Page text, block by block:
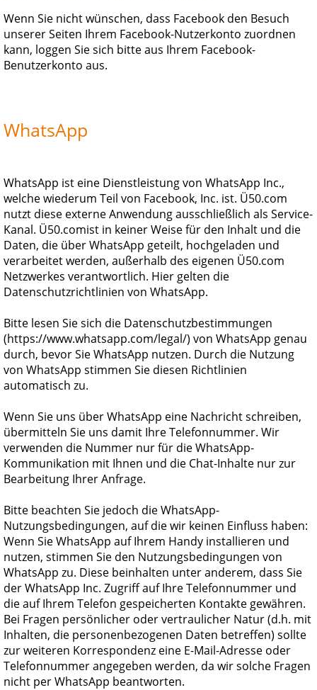
Wenn Sie nicht wünschen, dass Facebook den Besuch
unserer Seiten Ihrem Facebook-Nutzerkonto zuordnen
kann, loggen Sie sich bitte aus Ihrem Facebook-
Benutzerkonto aus.
WhatsApp
WhatsApp ist eine Dienstleistung von WhatsApp Inc.,
welche wiederum Teil von Facebook, Inc. ist. Ü50.com
nutzt diese externe Anwendung ausschließlich als Service-
Kanal. Ü50.comist in keiner Weise für den Inhalt und die
Daten, die über WhatsApp geteilt, hochgeladen und
verarbeitet werden, außerhalb des eigenen Ü50.com
Netzwerkes verantwortlich. Hier gelten die
Datenschutzrichtlinien von WhatsApp.
Bitte lesen Sie sich die Datenschutzbestimmungen
(https://www.whatsapp.com/legal/) von WhatsApp genau
durch, bevor Sie WhatsApp nutzen. Durch die Nutzung
von WhatsApp stimmen Sie diesen Richtlinien
automatisch zu.
Wenn Sie uns über WhatsApp eine Nachricht schreiben,
übermitteln Sie uns damit Ihre Telefonnummer. Wir
verwenden die Nummer nur für die WhatsApp-
Kommunikation mit Ihnen und die Chat-Inhalte nur zur
Bearbeitung Ihrer Anfrage.
Bitte beachten Sie jedoch die WhatsApp-
Nutzungsbedingungen, auf die wir keinen Einfluss haben:
Wenn Sie WhatsApp auf Ihrem Handy installieren und
nutzen, stimmen Sie den Nutzungsbedingungen von
WhatsApp zu. Diese beinhalten unter anderem, dass Sie
der WhatsApp Inc. Zugriff auf Ihre Telefonnummer und
die auf Ihrem Telefon gespeicherten Kontakte gewähren.
Bei Fragen persönlicher oder vertraulicher Natur (d.h. mit
Inhalten, die personenbezogenen Daten betreffen) sollte
zur weiteren Korrespondenz eine E-Mail-Adresse oder
Telefonnummer angegeben werden, da wir solche Fragen
nicht per WhatsApp beantworten.